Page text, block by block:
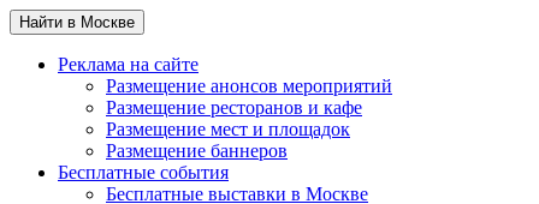
Найти в Москве
Реклама на сайте
Размещение анонсов мероприятий
Размещение ресторанов и кафе
Размещение мест и площадок
Размещение баннеров
Бесплатные события
Бесплатные выставки в Москве